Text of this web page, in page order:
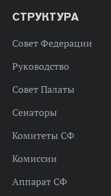
СТРУКТУРА
Совет Федерации
Руководство
Совет Палаты
Сенаторы
Комитеты СФ
Комиссии
Аппарат СФ